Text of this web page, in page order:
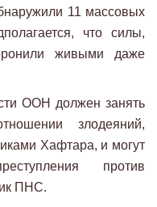
11 массовых
что силы,
живыми даже
ООН должен занять
злодеяний,
Хафтара, и могут
против
ПНС.